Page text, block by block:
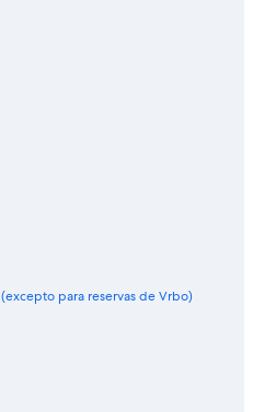
para reservas de Vrbo)